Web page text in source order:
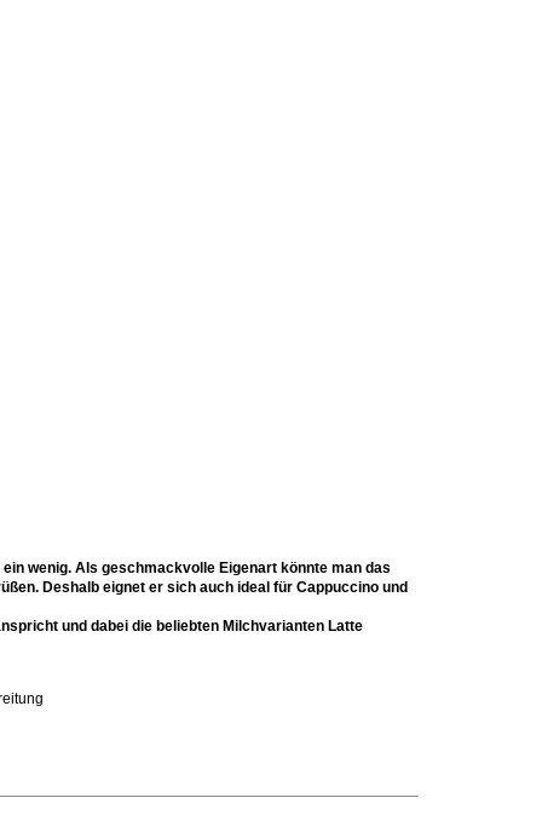
wenig. Als geschmackvolle Eigenart könnte man das
Deshalb eignet er sich auch ideal für Cappuccino und
und dabei die beliebten Milchvarianten Latte